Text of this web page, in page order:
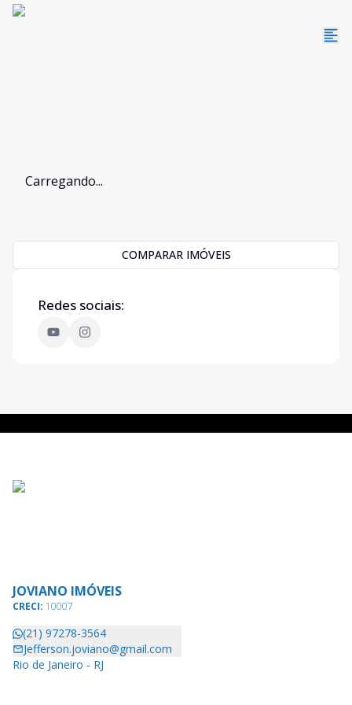
Carregando...
COMPARAR IMÓVEIS
Redes sociais:
JOVIANO IMÓVEIS
CRECI: 10007
(21) 97278-3564
Jefferson.joviano@gmail.com
Rio de Janeiro - RJ